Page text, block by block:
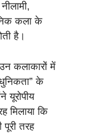
कला के
है।
कलाकारों में
के
यूरोपीय
मिलाया कि
पूरी तरह